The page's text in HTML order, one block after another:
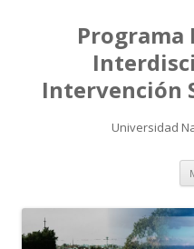
Intervención
Universidad